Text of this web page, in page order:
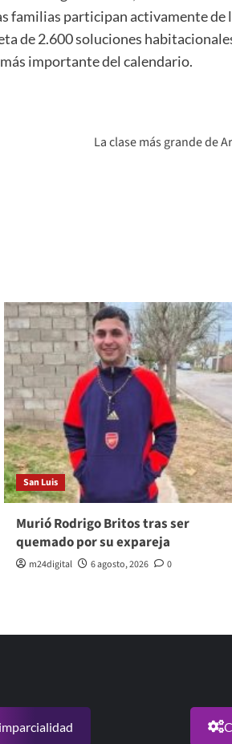
familias participan activamente de
de 2.600 soluciones
importante del calendario.
La clase más grande de
San Luis
Murió Rodrigo Britos tras ser
quemado por su expareja
m24digital 6 agosto, 2026 0